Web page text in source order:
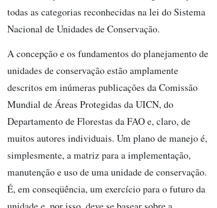
todas as categorias reconhecidas na lei do Sistema
Nacional de Unidades de Conservação.
A concepção e os fundamentos do planejamento de
unidades de conservação estão amplamente
descritos em inúmeras publicações da Comissão
Mundial de Áreas Protegidas da UICN, do
Departamento de Florestas da FAO e, claro, de
muitos autores individuais. Um plano de manejo é,
simplesmente, a matriz para a implementação,
manutenção e uso de uma unidade de conservação.
É, em conseqüência, um exercício para o futuro da